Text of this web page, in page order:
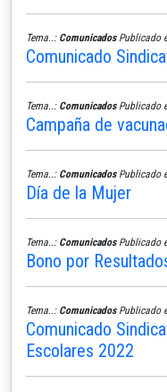
Tema..: ComunicadosPublicado
Comunicado
Tema..: ComunicadosPublicado
Campaña de
Tema..: ComunicadosPublicado
Día de la Mujer
Tema..: ComunicadosPublicado
Bono por
Tema..: ComunicadosPublicado
Comunicado
Escolares 2022